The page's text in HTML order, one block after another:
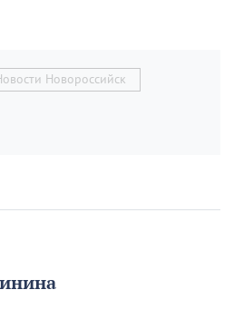
Новороссийск